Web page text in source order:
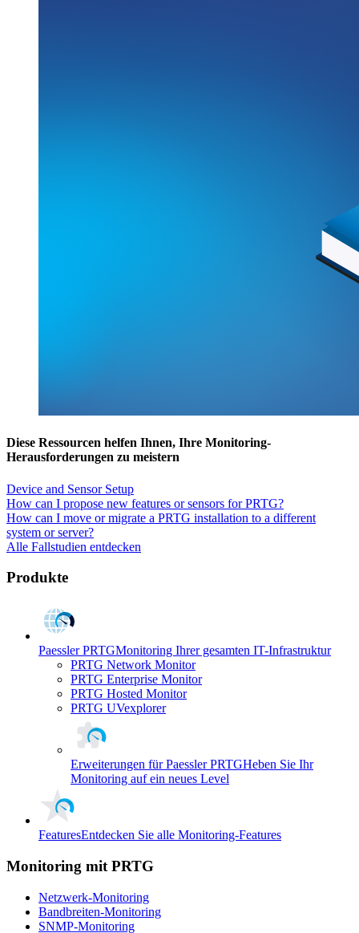
Diese Ressourcen helfen Ihnen, Ihre Monitoring-
Herausforderungen zu meistern
Device and Sensor Setup
How can I propose new features or sensors for PRTG?
How can I move or migrate a PRTG installation to a different
system or server?
Alle Fallstudien entdecken
Produkte
Paessler PRTGMonitoring Ihrer gesamten IT-Infrastruktur
PRTG Network Monitor
PRTG Enterprise Monitor
PRTG Hosted Monitor
PRTG UVexplorer
Erweiterungen für Paessler PRTGHeben Sie Ihr
Monitoring auf ein neues Level
FeaturesEntdecken Sie alle Monitoring-Features
Monitoring mit PRTG
Netzwerk-Monitoring
Bandbreiten-Monitoring
SNMP-Monitoring